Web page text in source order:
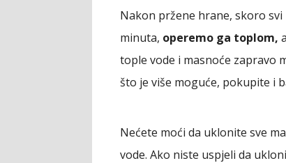
Nakon pržene hrane, skoro
minuta, operemo ga toplom,
tople vode i masnoće zapravo
što je više moguće, pokupite i
Nećete moći da uklonite sve
vode. Ako niste uspjeli da